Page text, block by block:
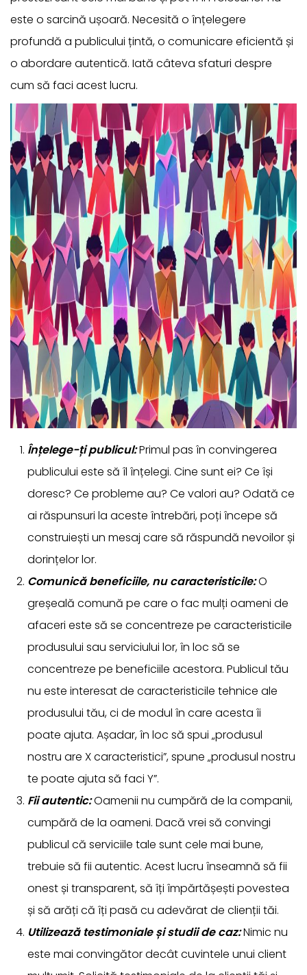
este o sarcină ușoară. Necesită o înțelegere
profundă a publicului țintă, o comunicare eficientă și
o abordare autentică. Iată câteva sfaturi despre
cum să faci acest lucru.
Înțelege-ți publicul:Primul pas în convingerea
publicului este să îl înțelegi. Cine sunt ei? Ce își
doresc? Ce probleme au? Ce valori au? Odată ce
ai răspunsuri la aceste întrebări, poți începe să
construiești un mesaj care să răspundă nevoilor și
dorințelor lor.
Comunică beneficiile, nu caracteristicile:O
greșeală comună pe care o fac mulți oameni de
afaceri este să se concentreze pe caracteristicile
produsului sau serviciului lor, în loc să se
concentreze pe beneficiile acestora. Publicul tău
nu este interesat de caracteristicile tehnice ale
produsului tău, ci de modul în care acesta îi
poate ajuta. Așadar, în loc să spui „produsul
nostru are X caracteristici”, spune „produsul nostru
te poate ajuta să faci Y”.
Fii autentic:Oamenii nu cumpără de la companii,
cumpără de la oameni. Dacă vrei să convingi
publicul că serviciile tale sunt cele mai bune,
trebuie să fii autentic. Acest lucru înseamnă să fii
onest și transparent, să îți împărtășești povestea
și să arăți că îți pasă cu adevărat de clienții tăi.
Utilizează testimoniale și studii de caz:Nimic nu
este mai convingător decât cuvintele unui client